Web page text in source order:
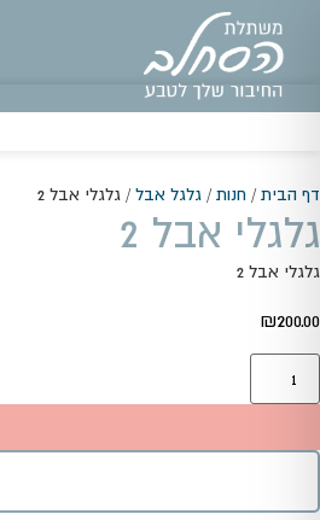
דף הבית/ חנות/ גלגל אבל/ גלגלי אבל 2
גלגלי אבל 2
גלגלי אבל 2
₪200.00